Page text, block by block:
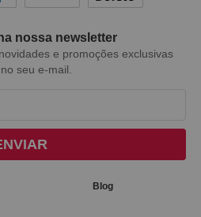
nossa newsletter
e promoções exclusivas
seu e-mail.
Blog